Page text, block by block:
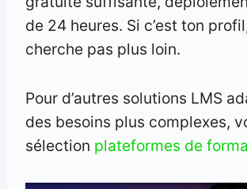
de 24 heures. Si c’est ton
cherche pas plus loin.
Pour d’autres solutions LMS
des besoins plus complexes,
sélection plateformes de